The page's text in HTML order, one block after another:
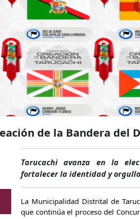
de la Bandera del
Tarucachi avanza en la
fortalecer la identidad y
La Municipalidad Distrital de
que continúa el proceso del